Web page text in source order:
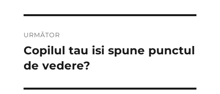
URMĂTOR
Articolul
următor:
Copilul tau isi spune punctul
de vedere?